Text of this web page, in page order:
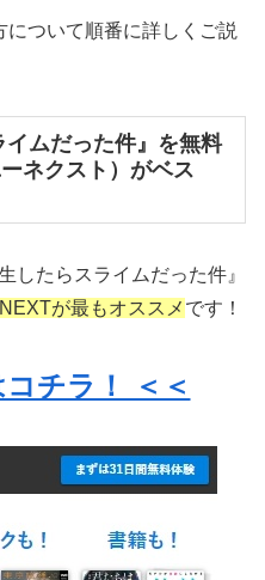
について順番に詳しくご説
ムだった件』を無料
ネクスト）がベス
したらスライムだった件』
が最もオススメ です！
チラ！ ＜＜